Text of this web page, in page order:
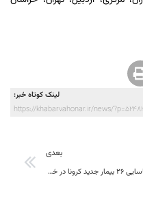
لینک کوتاه خبر:
https://khabarvahonar.ir/news/
بعدی
شناسایی 26 بیمار جدید کرونا در خراسان جنوبی